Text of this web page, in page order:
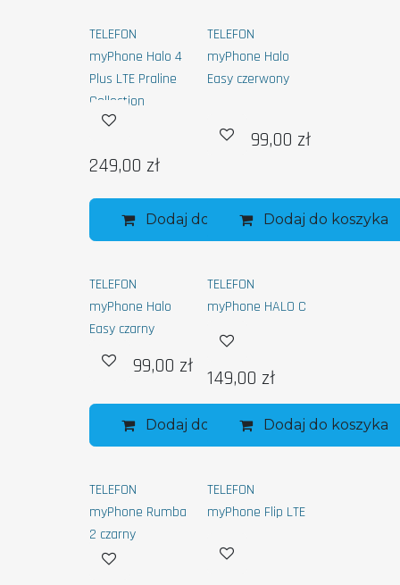
TELEFON
myPhone Halo 4
Plus LTE Praline
Collection
249,00 zł
Dodaj do koszyka
TELEFON
myPhone Halo
Easy czerwony
99,00 zł
Dodaj do koszyka
TELEFON
myPhone Halo
Easy czarny
99,00 zł
Dodaj do koszyka
TELEFON
myPhone HALO C
149,00 zł
Dodaj do koszyka
TELEFON
myPhone Rumba
2 czarny
TELEFON
myPhone Flip LTE